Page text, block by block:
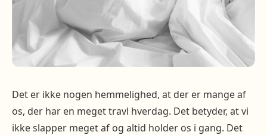
Det er ikke nogen hemmelighed, at der er mange af
os, der har en meget travl hverdag. Det betyder, at vi
ikke slapper meget af og altid holder os i gang. Det